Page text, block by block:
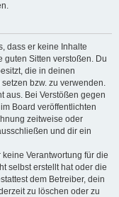
dass er keine Inhalte
guten Sitten verstoßen. Du
die in deinen
bzw. zu verwenden.
aus. Bei Verstößen gegen
Board veröffentlichten
zeitweise oder
und dir ein
Verantwortung für die
selbst erstellt hat oder die
dem Betreiber, dein
zu löschen oder zu